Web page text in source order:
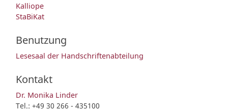
Kalliope
StaBiKat
Benutzung
Lesesaal der Handschriftenabteilung
Kontakt
Dr. Monika Linder
Tel.: +49 30 266 - 435100